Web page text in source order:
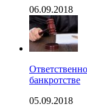
06.09.2018
банкротстве
05.09.2018